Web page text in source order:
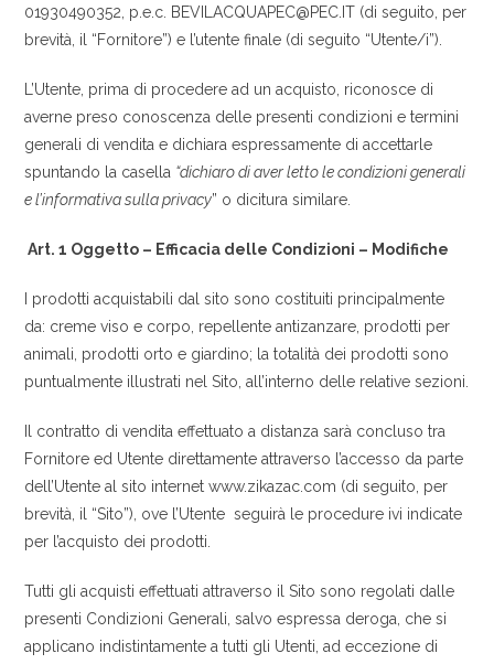
01930490352, p.e.c. BEVILACQUAPEC@PEC.IT (di seguito, per
brevità, il “Fornitore”) e l’utente finale (di seguito “Utente/i”).
L’Utente, prima di procedere ad un acquisto, riconosce di
averne preso conoscenza delle presenti condizioni e termini
generali di vendita e dichiara espressamente di accettarle
spuntando la casella “dichiaro di aver letto le condizioni generali
e l’informativa sulla privacy” o dicitura similare.
Art. 1 Oggetto – Efficacia delle Condizioni – Modifiche
I prodotti acquistabili dal sito sono costituiti principalmente
da: creme viso e corpo, repellente antizanzare, prodotti per
animali, prodotti orto e giardino; la totalità dei prodotti sono
puntualmente illustrati nel Sito, all’interno delle relative sezioni.
Il contratto di vendita effettuato a distanza sarà concluso tra
Fornitore ed Utente direttamente attraverso l’accesso da parte
dell’Utente al sito internet www.zikazac.com (di seguito, per
brevità, il “Sito”), ove l’Utente seguirà le procedure ivi indicate
per l’acquisto dei prodotti.
Tutti gli acquisti effettuati attraverso il Sito sono regolati dalle
presenti Condizioni Generali, salvo espressa deroga, che si
applicano indistintamente a tutti gli Utenti, ad eccezione di